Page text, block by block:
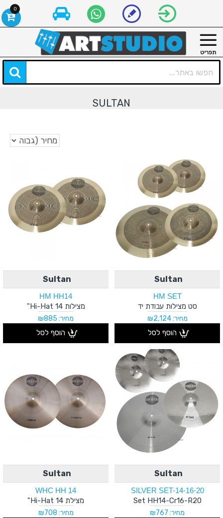
SULTAN
Sultan
HM SET
סט מצילות עבודת יד
מחיר: ₪2,124
הוסף לסל
Sultan
HM HH14
מצילות Hi-Hat 14"
מחיר: ₪885
הוסף לסל
Sultan
SILVER SET-14-16-20
Set HH14-Cr16-R20
מחיר: ₪767
Sultan
WHC HH 14
מצילת Hi-Hat 14"
מחיר: ₪708
0